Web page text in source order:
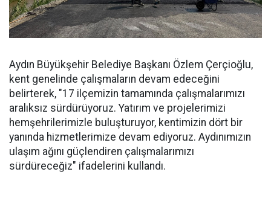
Aydın Büyükşehir Belediye Başkanı Özlem Çerçioğlu,
kent genelinde çalışmaların devam edeceğini
belirterek, "17 ilçemizin tamamında çalışmalarımızı
aralıksız sürdürüyoruz. Yatırım ve projelerimizi
hemşehrilerimizle buluşturuyor, kentimizin dört bir
yanında hizmetlerimize devam ediyoruz. Aydınımızın
ulaşım ağını güçlendiren çalışmalarımızı
sürdüreceğiz" ifadelerini kullandı.